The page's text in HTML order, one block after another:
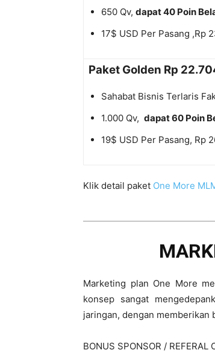
650 Qv, dapat 40 Poin
17$ USD Per Pasang ,Rp
Paket Golden Rp
Sahabat Bisnis Terlaris
1.000 Qv, dapat 60 Poin
19$ USD Per Pasang, Rp
Klik detail paket One More
Marketing plan One More
konsep sangat
jaringan, dengan memberikan
BONUS SPONSOR / REFERAL